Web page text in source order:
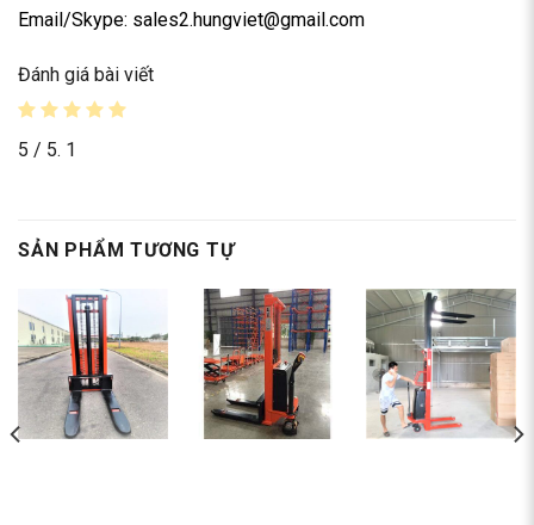
Email/Skype: sales2.hungviet@gmail.com
Đánh giá bài viết
5 / 5. 1
SẢN PHẨM TƯƠNG TỰ